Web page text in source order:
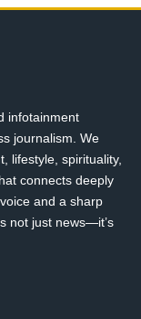
infotainment
journalism. We
lifestyle, spirituality,
connects deeply
and a sharp
not just news—it’s